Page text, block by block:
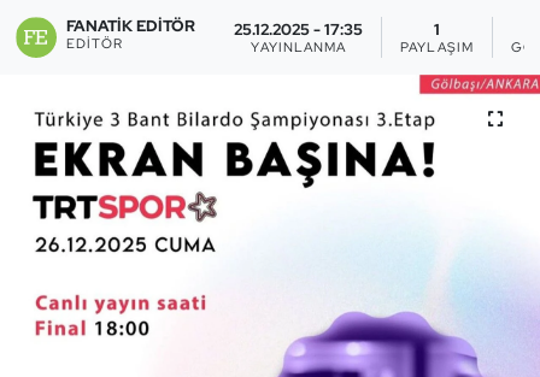
FANATIK EDITÖR
EDITÖR
25.12.2025 - 17:35
YAYINLANMA
1
PAYLAŞIM
Briç
Buz Pateni
Çim Hokeyi
Curling